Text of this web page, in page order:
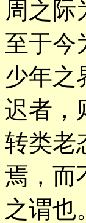
周之际
至于今
少年之
迟者，
转类老
焉，而
之谓也